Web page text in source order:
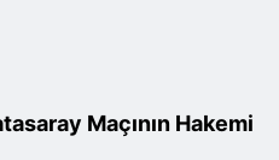
Maçının Hakemi